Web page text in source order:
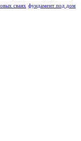
сваях фундамент под дом